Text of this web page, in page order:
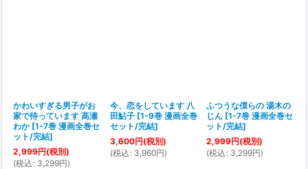
かわいすぎる男子がお
家で待っています 高瀬
わか [1-7巻 漫画全巻セ
ット/完結]
2,999円(税別)
(税込 : 3,299円)
今、恋をしています 八
田鮎子 [1-9巻 漫画全巻
セット/完結]
3,600円(税別)
(税込 : 3,960円)
ふつうな僕らの 湯木の
じん [1-7巻 漫画全巻セ
ット/完結]
2,999円(税別)
(税込 : 3,299円)